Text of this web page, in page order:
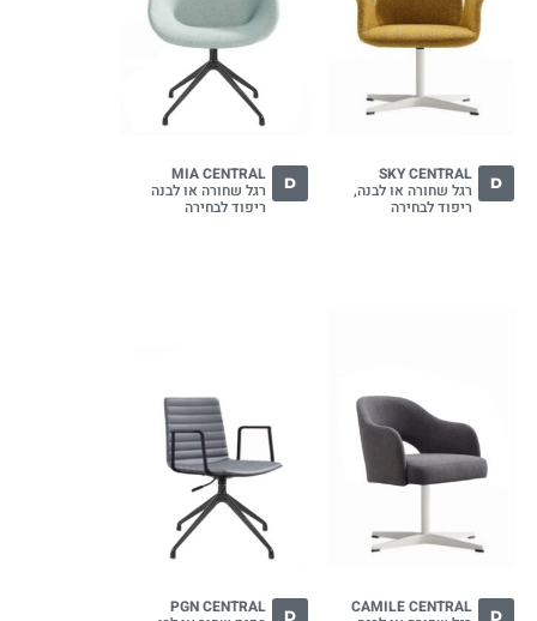
D
SKY CENTRAL
רגל שחורה או לבנה,
ריפוד לבחירה
D
MIA CENTRAL
רגל שחורה או לבנה
ריפוד לבחירה
D
CAMILE CENTRAL
D
PGN CENTRAL